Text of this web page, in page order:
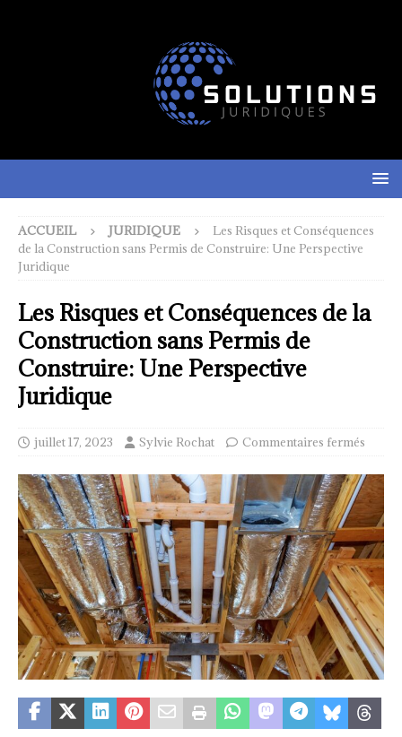
ACCUEIL JURIDIQUE
Les Risques et Conséquences
de la Construction sans Permis de Construire: Une Perspective
Juridique
Les Risques et Conséquences de la
Construction sans Permis de
Construire: Une Perspective
Juridique
juillet 17, 2023 Sylvie Rochat Commentaires fermés